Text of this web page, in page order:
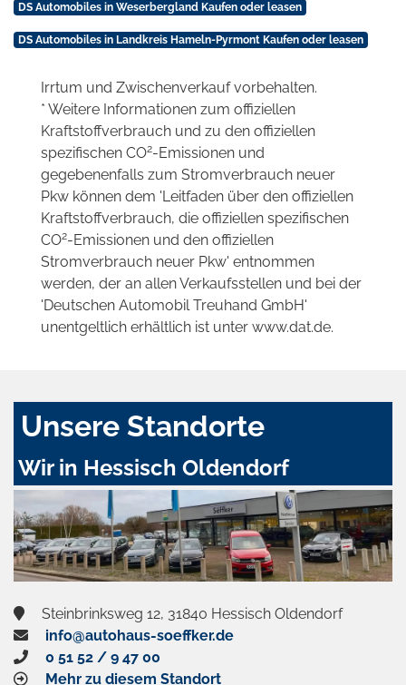
DS Automobiles in Weserbergland Kaufen oder leasen
DS Automobiles in Landkreis Hameln-Pyrmont Kaufen oder leasen
Irrtum und Zwischenverkauf vorbehalten.
* Weitere Informationen zum offiziellen
Kraftstoffverbrauch und zu den offiziellen
spezifischen CO2-Emissionen und
gegebenenfalls zum Stromverbrauch neuer
Pkw können dem 'Leitfaden über den offiziellen
Kraftstoffverbrauch, die offiziellen spezifischen
CO2-Emissionen und den offiziellen
Stromverbrauch neuer Pkw' entnommen
werden, der an allen Verkaufsstellen und bei der
'Deutschen Automobil Treuhand GmbH'
unentgeltlich erhältlich ist unter www.dat.de.
Unsere Standorte
Wir in Hessisch Oldendorf
Steinbrinksweg 12, 31840 Hessisch Oldendorf
info@autohaus-soeffker.de
0 51 52 / 9 47 00
Mehr zu diesem Standort